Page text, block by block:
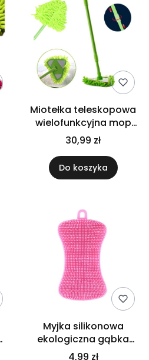
Miotełka teleskopowa
wielofunkcyjna mop
szczotka trójkątna do
kurzu zielona
30,99 zł
Do koszyka
Myjka silikonowa
ekologiczna gąbka
zmywak kuchenny do
4,99 zł